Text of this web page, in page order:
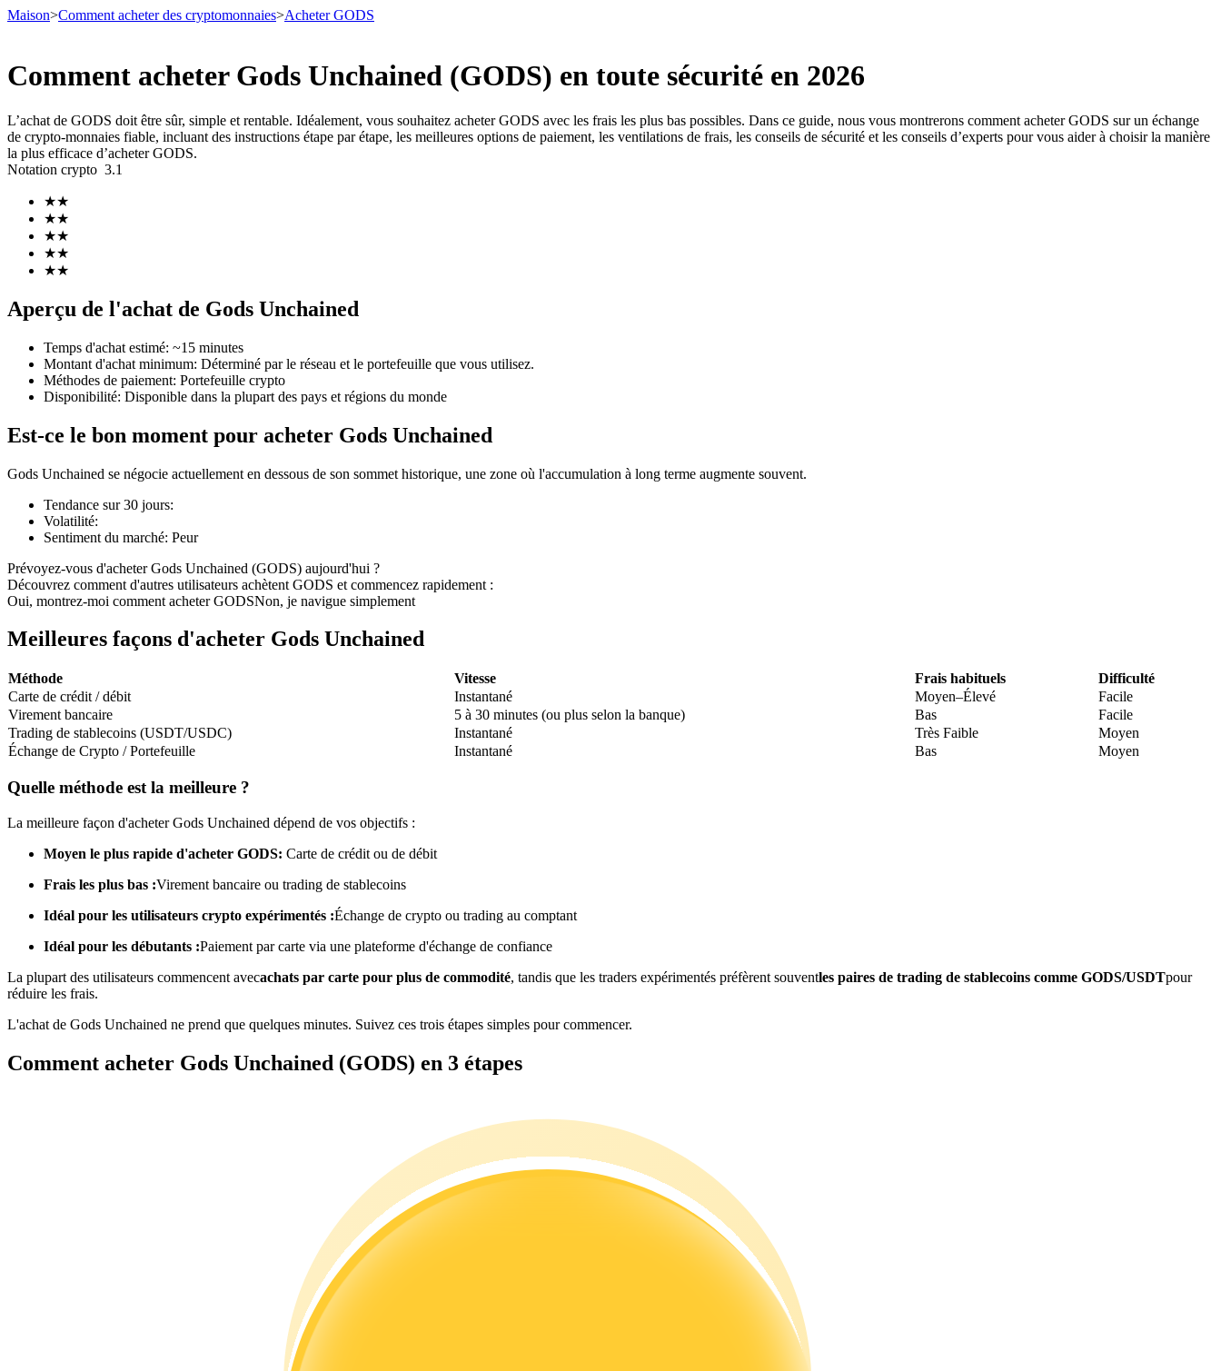
Contrats à terme
Futures USDT
Futures utilisant l'USDT comme garantie
Contrats à terme sur crypto-monnaie
TradFi
Futures utilisant l'USDC comme garantie
Copie de Trading
Profitez du partage des bénéfices et des commissions de copy trading
Maison>Comment acheter des cryptomonnaies>Acheter GODS
Comment acheter Gods Unchained (GODS) en toute sécurité en 2026
L’achat de GODS doit être sûr, simple et rentable. Idéalement, vous souhaitez acheter GODS avec les frais les plus bas possibles. Dans ce guide, nous vous montrerons comment acheter GODS sur un échange
de crypto-monnaies fiable, incluant des instructions étape par étape, les meilleures options de paiement, les ventilations de frais, les conseils de sécurité et les conseils d’experts pour vous aider à choisir la manière
la plus efficace d’acheter GODS.
Notation crypto 3.1
★★
★★
★★
★★
★★
Aperçu de l'achat de Gods Unchained
Temps d'achat estimé: ~15 minutes
Montant d'achat minimum: Déterminé par le réseau et le portefeuille que vous utilisez.
Méthodes de paiement: Portefeuille crypto
Disponibilité: Disponible dans la plupart des pays et régions du monde
Est-ce le bon moment pour acheter Gods Unchained
Gods Unchained se négocie actuellement en dessous de son sommet historique, une zone où l'accumulation à long terme augmente souvent.
Tendance sur 30 jours:
Volatilité:
Sentiment du marché: Peur
Prévoyez-vous d'acheter Gods Unchained (GODS) aujourd'hui ?
Découvrez comment d'autres utilisateurs achètent GODS et commencez rapidement :
Oui, montrez-moi comment acheter GODSNon, je navigue simplement
Meilleures façons d'acheter Gods Unchained
Méthode Vitesse Frais habituels
Difficulté
Carte de crédit / débit
Instantané Moyen–Élevé
Facile
Virement bancaire
5 à 30 minutes (ou plus selon la banque) Bas
Facile
Trading de stablecoins (USDT/USDC)
Instantané Très Faible
Moyen
Échange de Crypto / Portefeuille
Instantané Bas Moyen
Quelle méthode est la meilleure ?
La meilleure façon d'acheter Gods Unchained dépend de vos objectifs :
Moyen le plus rapide d'acheter GODS: Carte de crédit ou de débit
Frais les plus bas :Virement bancaire ou trading de stablecoins
Idéal pour les utilisateurs crypto expérimentés :Échange de crypto ou trading au comptant
Idéal pour les débutants :Paiement par carte via une plateforme d'échange de confiance
La plupart des utilisateurs commencent avecachats par carte pour plus de commodité, tandis que les traders expérimentés préfèrent souventles paires de trading de stablecoins comme GODS/USDTpour
réduire les frais.
L'achat de Gods Unchained ne prend que quelques minutes. Suivez ces trois étapes simples pour commencer.
Comment acheter Gods Unchained (GODS) en 3 étapes